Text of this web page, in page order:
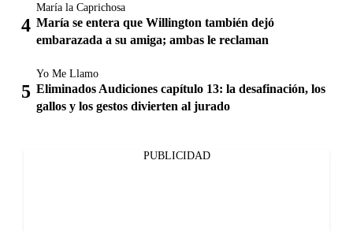
María la Caprichosa
María se entera que Willington también dejó
embarazada a su amiga; ambas le reclaman
Yo Me Llamo
Eliminados Audiciones capítulo 13: la desafinación, los
gallos y los gestos divierten al jurado
PUBLICIDAD